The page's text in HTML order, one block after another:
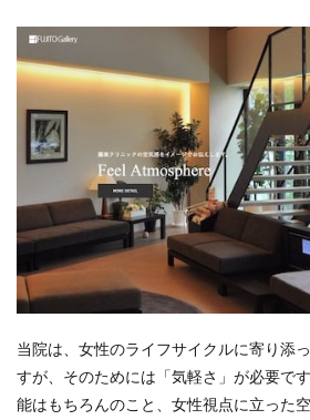
当院は、女性のライフサイクルに寄り添
すが、そのためには「気軽さ」が必要で
能はもちろんのこと、女性視点に立った